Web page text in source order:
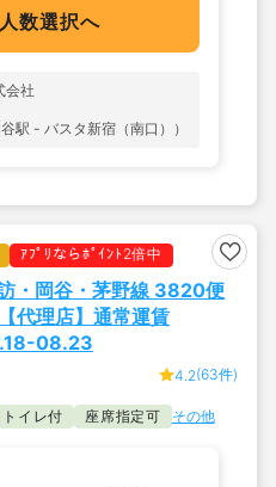
数選択へ
会社
駅 - バスタ新宿（南口））
ｱﾌﾟﾘならﾎﾟｲﾝﾄ2倍中
・岡谷・茅野線 3820便
代理店】通常運賃
08.23
4.2(63件)
トイレ付 座席指定可 その他